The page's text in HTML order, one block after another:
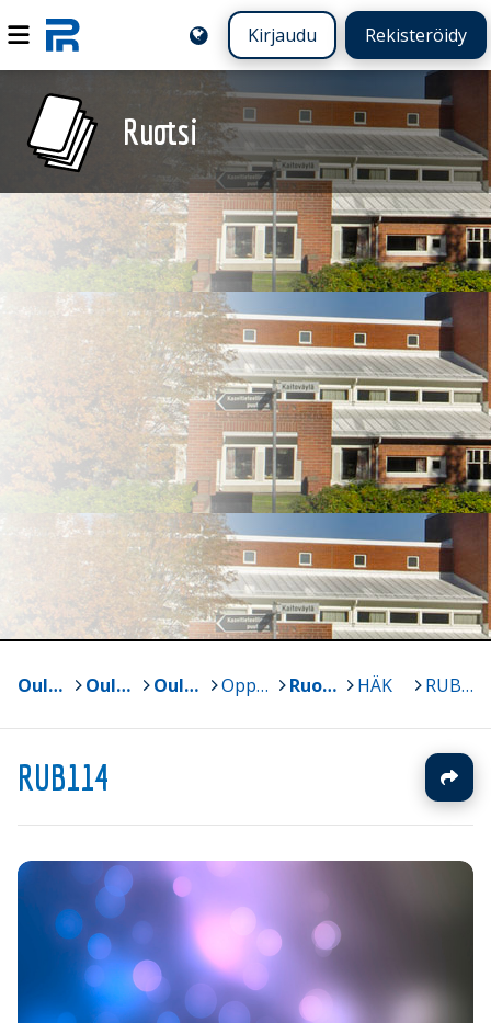
Kirjaudu Rekisteröidy
Ruotsi
Oulun yliopisto Oulun normaalikoulun lukio ja perusasteen vs. 7-9 Oulun normaalikoulun lukio Oppiaineet Ruotsi HÄK RUB114
RUB114